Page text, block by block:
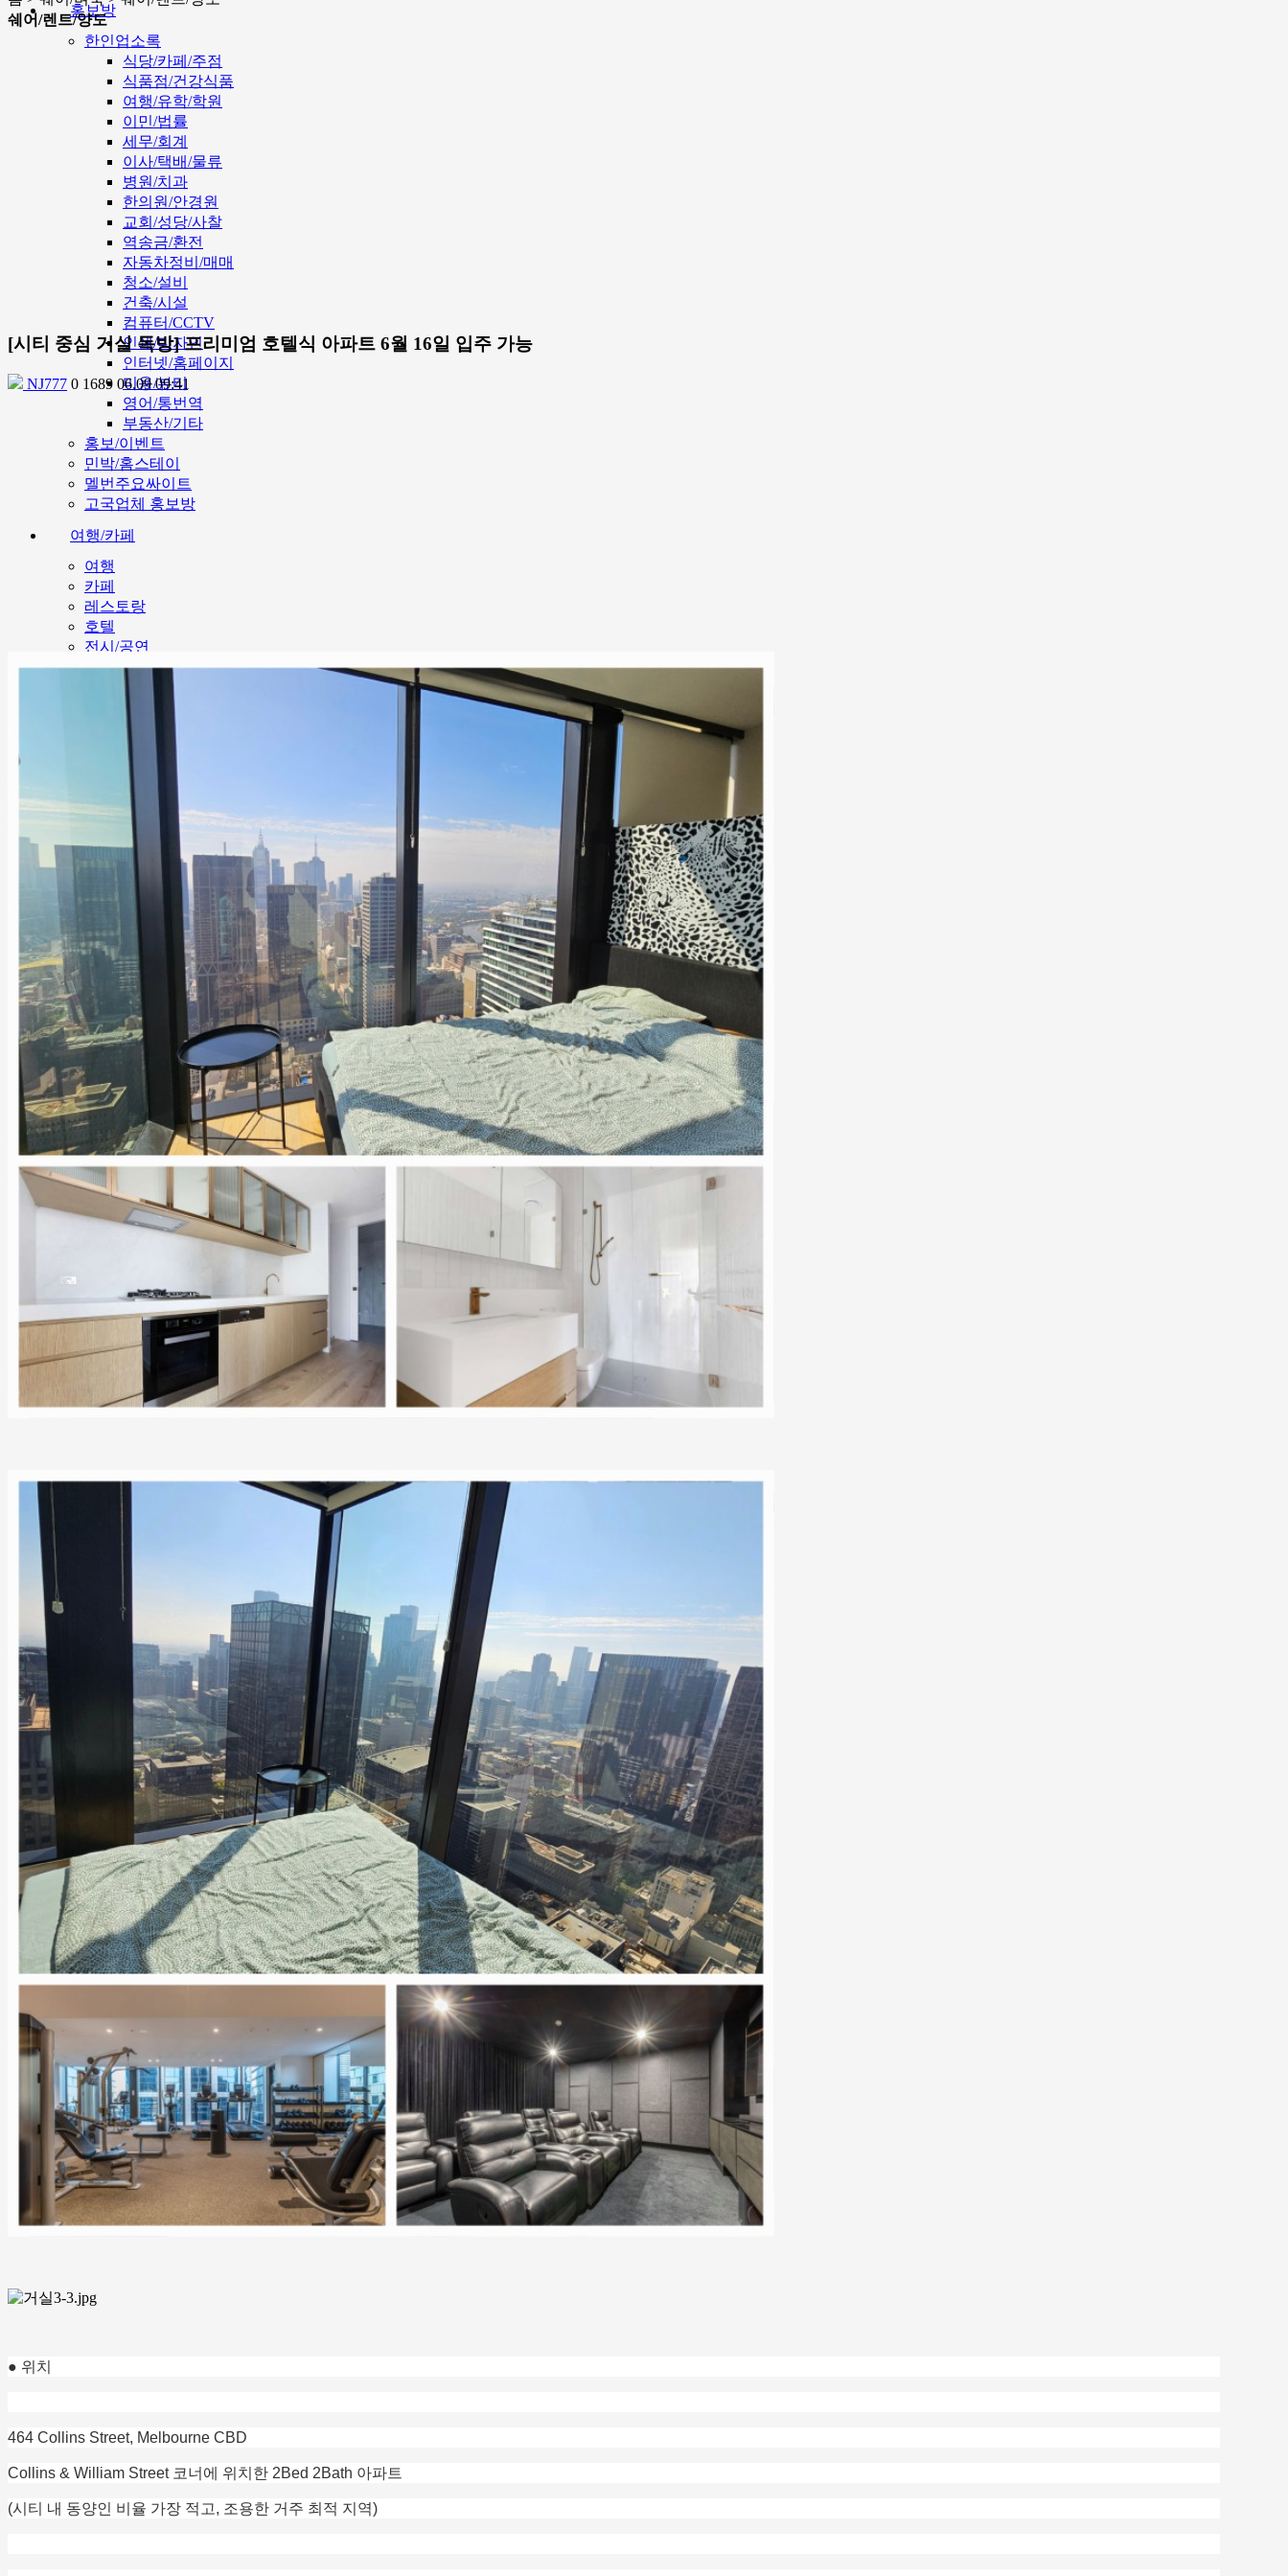
홍보방
한인업소록
식당/카페/주점
식품점/건강식품
여행/유학/학원
이민/법률
세무/회계
이사/택배/물류
병원/치과
한의원/안경원
교회/성당/사찰
역송금/환전
자동차정비/매매
청소/설비
건축/시설
컴퓨터/CCTV
인쇄/디자인
인터넷/홈페이지
미용/뷰티
영어/통번역
부동산/기타
홍보/이벤트
민박/홈스테이
멜번주요싸이트
고국업체 홍보방
여행/카페
여행
카페
레스토랑
호텔
전시/공연
호주뉴스
영화 & TV보기
쉐어/렌트/양도
[시티 중심 거실 독방] 프리미엄 호텔식 아파트 6월 16일 입주 가능
NJ777 0 1689 06.09 09:41
● 위치
464 Collins Street, Melbourne CBD
Collins & William Street 코너에 위치한 2Bed 2Bath 아파트
(시티 내 동양인 비율 가장 적고, 조용한 거주 최적 지역)